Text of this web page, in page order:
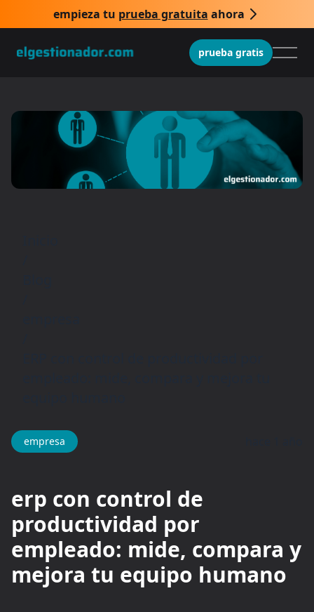
empieza tu prueba gratuita ahora
prueba gratis
empresa
erp con control de
productividad por
empleado: mide, compara y
mejora tu equipo humano